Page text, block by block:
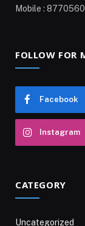
Mobile :
FOLLOW FOR
Facebook
Instagram
CATEGORY
Uncategorized